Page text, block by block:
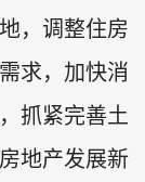
，调整住房
求，加快消
抓紧完善土
地产发展新